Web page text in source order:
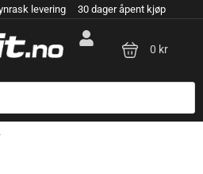
levering 30 dager åpent kjøp
0 kr